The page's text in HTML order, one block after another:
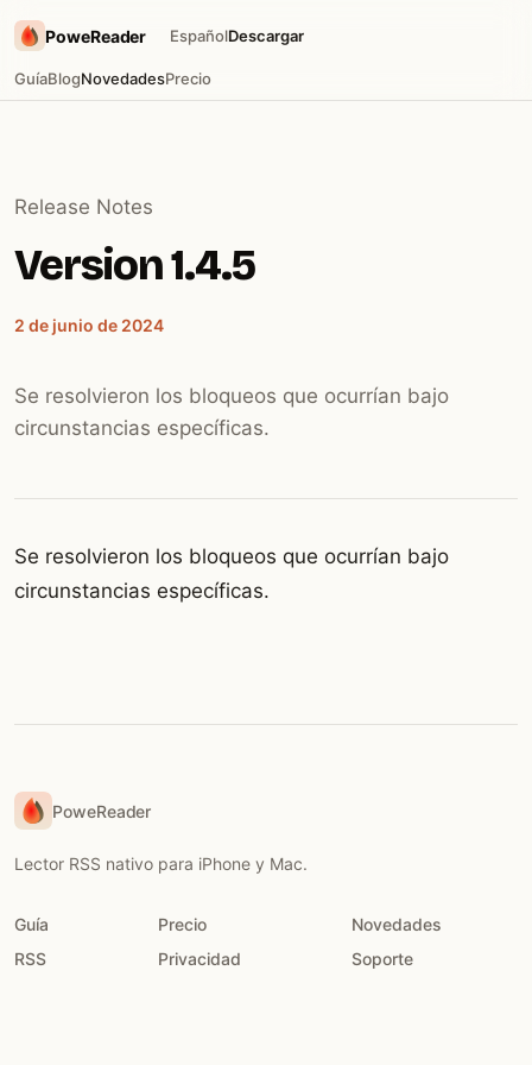
PoweReader
GuíaBlogNovedadesPrecio
EspañolDescargar
Release Notes
Version 1.4.5
2 de junio de 2024
Se resolvieron los bloqueos que ocurrían bajo
circunstancias específicas.
Se resolvieron los bloqueos que ocurrían bajo
circunstancias específicas.
PoweReader
Lector RSS nativo para iPhone y Mac.
Guía Precio
Novedades
RSS
Privacidad Soporte